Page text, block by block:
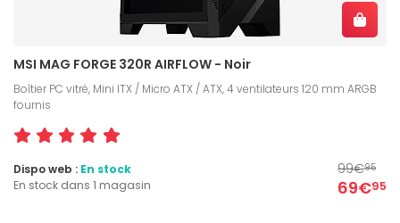
MSI MAG FORGE 320R AIRFLOW - Noir
Boîtier PC vitré, Mini ITX / Micro ATX / ATX, 4 ventilateurs 120 mm ARGB
fournis
99€95
69€95
Dispo web : En stock
En stock dans 1 magasin